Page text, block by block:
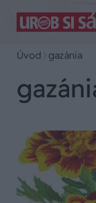
Úvod gazánia